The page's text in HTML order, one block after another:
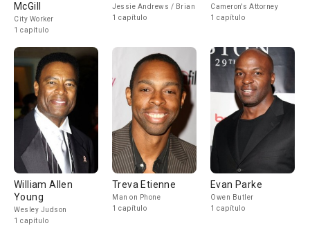
McGill
City Worker
1 capítulo
Jessie Andrews / Brian
1 capítulo
Cameron's Attorney
1 capítulo
William Allen
Young
Wesley Judson
1 capítulo
Treva Etienne
Man on Phone
1 capítulo
Evan Parke
Owen Butler
1 capítulo